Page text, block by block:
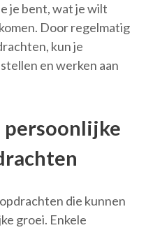
je bent, wat je wilt
Door regelmatig
kun je
en werken aan
persoonlijke
die kunnen
groei. Enkele